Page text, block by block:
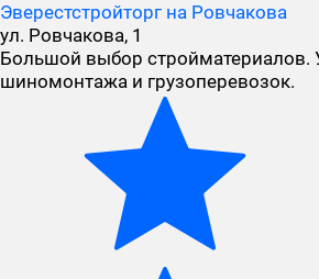
Эверестстройторг на Ровчакова
ул. Ровчакова, 1
Большой выбор стройматериалов.
шиномонтажа и грузоперевозок.